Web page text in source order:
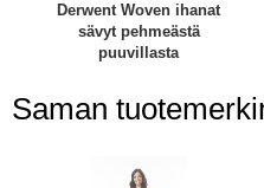
Derwent Woven ihanat
sävyt pehmeästä
puuvillasta
Saman